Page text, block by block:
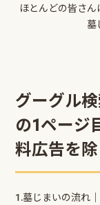
ほとんどの皆さ
墓
グーグル
の1ページ
料広告を
1.墓じまいの流れ